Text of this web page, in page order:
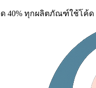
40% ทุกผลิตภัณฑ์ใช้โค้ด